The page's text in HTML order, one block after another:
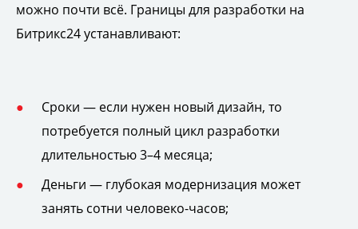
можно почти всё. Границы для разработки на
Битрикс24 устанавливают:
Сроки — если нужен новый дизайн, то
потребуется полный цикл разработки
длительностью 3–4 месяца;
Деньги — глубокая модернизация может
занять сотни человеко-часов;